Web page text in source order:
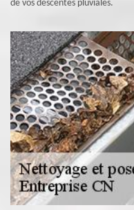
de vos descentes pluviales.